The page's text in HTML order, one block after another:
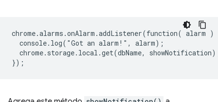
chrome.alarms.onAlarm.addListener(function( alarm
  console.log("Got an alarm!", alarm);
chrome.storage.local.get(dbName,